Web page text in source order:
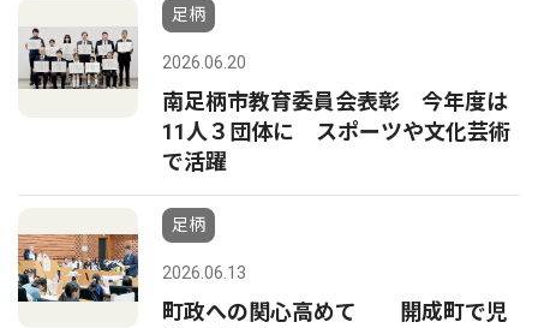
足柄
2026.06.20
南足柄市教育委員会表彰 今年度は
11人３団体に スポーツや文化芸術
で活躍
足柄
2026.06.13
町政への関心高めて 開成町で児